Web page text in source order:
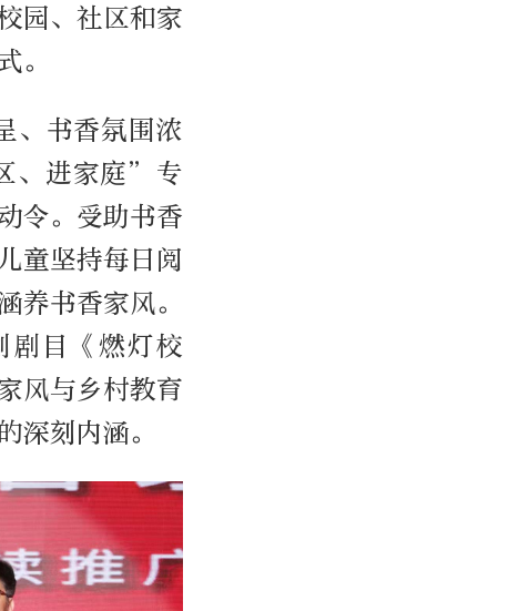
园、社区和家
。
、书香氛围浓
、进家庭”专
令。受助书香
童坚持每日阅
养书香家风。
剧目《燃灯校
风与乡村教育
深刻内涵。